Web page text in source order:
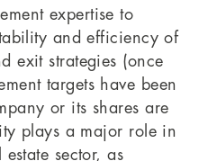
expertise to
and efficiency of
exit strategies (once
targets have been
or its shares are
plays a major role in
sector, as